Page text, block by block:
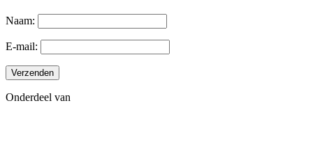
Naam:
E-mail:
Onderdeel van